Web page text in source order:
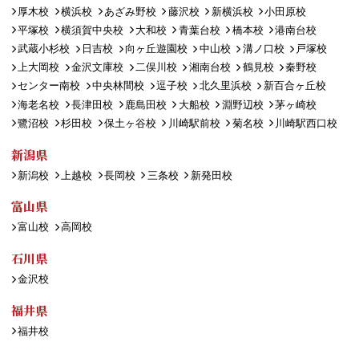
厚木校 横浜校 あざみ野校 藤沢校 新横浜校
小田原校
平塚校
横須賀中央校 大和校 青葉台校 橋本校
港南台校
武蔵小杉校
日吉校 向ヶ丘遊園校 中山校 溝ノ口校
戸塚校
上大岡校
金沢文庫校 二俣川校 湘南台校 鶴見校
秦野校
センター南校
中央林間校 逗子校 北久里浜校
新百合ヶ丘校
海老名校
長津田校 鹿島田校 大船校 淵野辺校
茅ヶ崎校
鷺沼校
杉田校 保土ヶ谷校 川崎駅前校 菊名校 川崎駅西口校
新潟県
新潟校 上越校 長岡校 三条校 新発田校
富山県
富山校 高岡校
石川県
金沢校
福井県
福井校